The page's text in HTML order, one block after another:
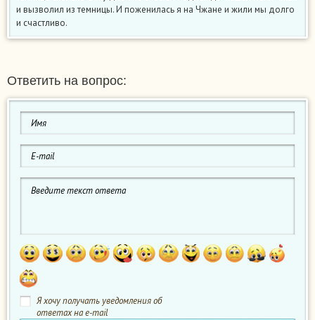
и вызволил из темницы. И поженилась я на Чжане и жили мы долго
и счастливо.
Ответить на вопрос:
Я хочу получать уведомления об
ответах на e-mail